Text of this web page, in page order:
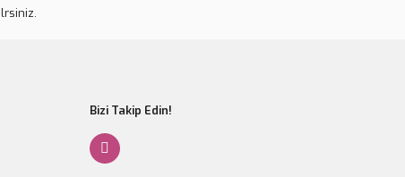
Bizi Takip Edin!